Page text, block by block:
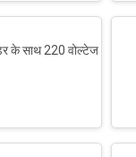
के साथ 220 वोल्टेज